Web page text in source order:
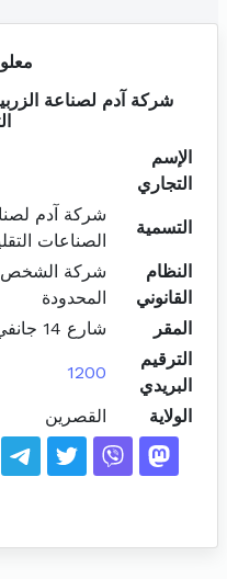
شركة آدم لصناعة
الإسم
التجاري
التسمية
شركة آدم
الصناعات
النظام
القانوني
شركة الشخص
المحدودة
المقر
شارع 14 جانفي القصرين الشمالية
الترقيم
البريدي
1200
الولاية القصرين